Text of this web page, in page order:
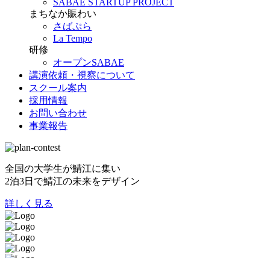
まちなか賑わい
さばぷら
La Tempo
研修
オープンSABAE
講演依頼・視察について
スクール案内
採用情報
お問い合わせ
事業報告
全国の大学生が鯖江に集い
2泊3日で鯖江の未来をデザイン
詳しく見る